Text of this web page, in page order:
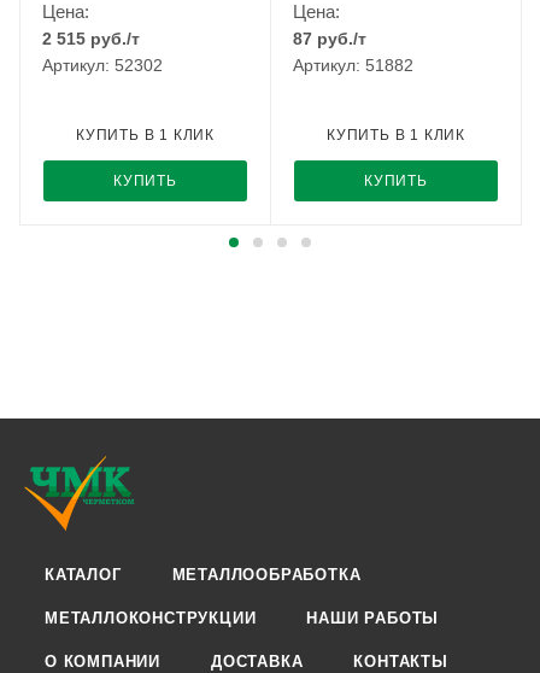
Цена:
2 515 руб./т
Артикул: 52302
КУПИТЬ
КУПИТЬ В 1 КЛИК
Цена:
87 руб./т
Артикул: 51882
КУПИТЬ
КУПИТЬ В 1 КЛИК
КАТАЛОГ МЕТАЛЛООБРАБОТКА
МЕТАЛЛОКОНСТРУКЦИИ НАШИ РАБОТЫ
О КОМПАНИИ ДОСТАВКА КОНТАКТЫ